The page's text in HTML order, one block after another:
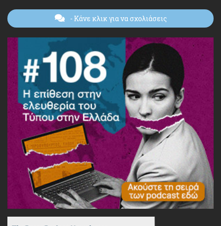
- Κάνε κλικ για να σχολιάσεις